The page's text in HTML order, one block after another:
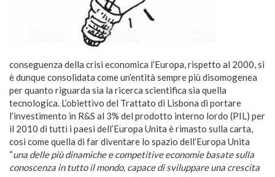
conseguenza della crisi economica l’Europa, rispetto al 2000, si
è dunque consolidata come un’entità sempre più disomogenea
per quanto riguarda sia la ricerca scientifica sia quella
tecnologica. L’obiettivo del Trattato di Lisbona di portare
l’investimento in R&S al 3% del prodotto interno lordo (PIL) per
il 2010 di tutti i paesi dell’Europa Unita è rimasto sulla carta,
così come quella di far diventare lo spazio dell’Europa Unita
“una delle più dinamiche e competitive economie basate sulla
conoscenza in tutto il mondo, capace di sviluppare una crescita